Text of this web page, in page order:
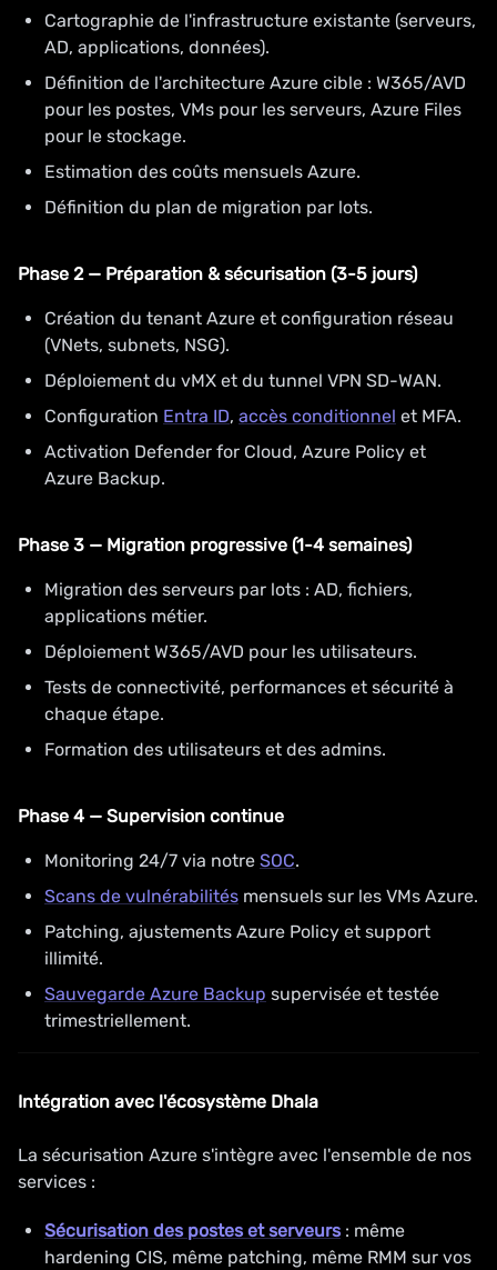
Cartographie de l'infrastructure existante (serveurs,
AD, applications, données).
Définition de l'architecture Azure cible : W365/AVD
pour les postes, VMs pour les serveurs, Azure Files
pour le stockage.
Estimation des coûts mensuels Azure.
Définition du plan de migration par lots.
Phase 2 — Préparation & sécurisation (3-5 jours)
Création du tenant Azure et configuration réseau
(VNets, subnets, NSG).
Déploiement du vMX et du tunnel VPN SD-WAN.
Configuration Entra ID, accès conditionnel et MFA.
Activation Defender for Cloud, Azure Policy et
Azure Backup.
Phase 3 — Migration progressive (1-4 semaines)
Migration des serveurs par lots : AD, fichiers,
applications métier.
Déploiement W365/AVD pour les utilisateurs.
Tests de connectivité, performances et sécurité à
chaque étape.
Formation des utilisateurs et des admins.
Phase 4 — Supervision continue
Monitoring 24/7 via notre SOC.
Scans de vulnérabilités mensuels sur les VMs Azure.
Patching, ajustements Azure Policy et support
illimité.
Sauvegarde Azure Backup supervisée et testée
trimestriellement.
Intégration avec l'écosystème Dhala
La sécurisation Azure s'intègre avec l'ensemble de nos
services :
Sécurisation des postes et serveurs: même
hardening CIS, même patching, même RMM sur vos